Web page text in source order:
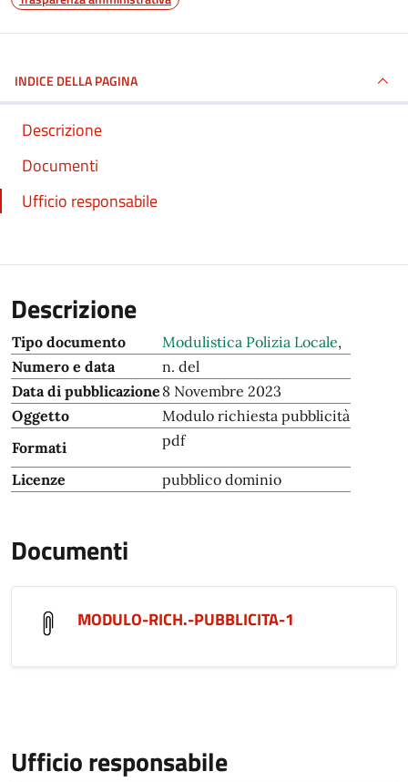
INDICE DELLA PAGINA
Descrizione
Documenti
Ufficio responsabile
Descrizione
Tipo documento Modulistica Polizia Locale,
Numero e data
n. del
Data di pubblicazione 8 Novembre 2023
Oggetto
Modulo richiesta pubblicità
Formati
pdf
Licenze pubblico dominio
Documenti
MODULO-RICH.-PUBBLICITA-1
Ufficio responsabile